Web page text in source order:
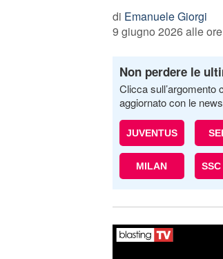
di Emanuele Giorgi
9 giugno 2026 alle
Non perdere le
Clicca sull’argomento
aggiornato con le
JUVENTUS
MILAN